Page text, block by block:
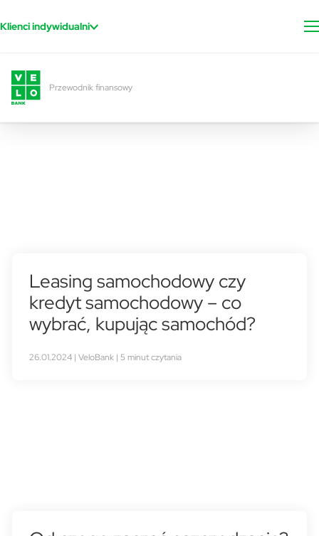
Klienci indywidualni
Przewodnik finansowy
Leasing samochodowy czy
kredyt samochodowy – co
wybrać, kupując samochód?
26.01.2024 | VeloBank | 5 minut czytania